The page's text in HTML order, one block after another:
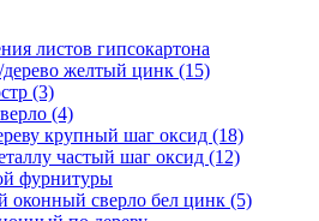
листов гипсокартона
дерево желтый цинк (15)
(3)
(4)
крупный шаг оксид (18)
частый шаг оксид (12)
фурнитуры
оконный сверло бел цинк (5)